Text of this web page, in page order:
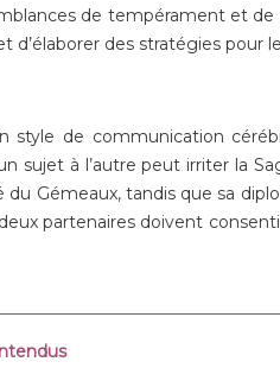
de tempérament et
des stratégies pour
de communication
sujet à l’autre peut irriter la
Gémeaux, tandis que sa
partenaires doivent